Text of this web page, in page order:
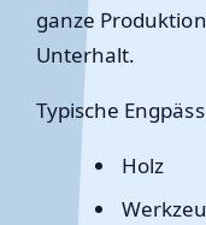
ganze
Unterhalt.
Typische
Holz